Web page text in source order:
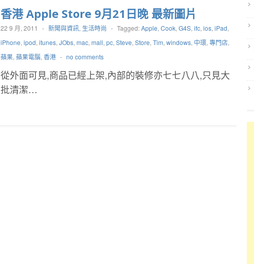
香港 Apple Store 9月21日晚 最新圖片
22 9 月, 2011 - 新聞與資訊, 生活時尚 - Tagged:Apple, Cook, G4S, ifc, ios, iPad,
iPhone, ipod, itunes, JObs, mac, mall, pc, Steve, Store, Tim, windows, 中環, 專門店,
蘋果, 蘋果電腦, 香港 - no comments
從外面可見,商品已經上架,內部的裝修亦七七八八,只見大
批清潔…